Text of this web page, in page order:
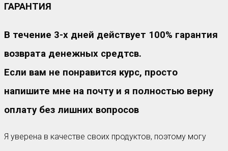
ГАРАНТИЯ
В течение 3-х дней действует 100% гарантия
возврата денежных средтсв.
Если вам не понравится курс, просто
напишите мне на почту и я полностью верну
оплату без лишних вопросов
Я уверена в качестве своих продуктов, поэтому могу